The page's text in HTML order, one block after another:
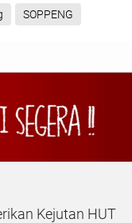
SOPPENG
Kejutan HUT